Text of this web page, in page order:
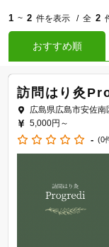
1 ~ 2 件を表示 全 2
おすすめ順
訪問はり灸
広島県広島市安佐南
5,000円～
- (0